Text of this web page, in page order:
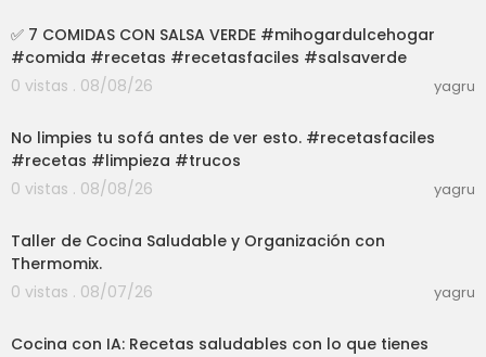
✅️ 7 COMIDAS CON SALSA VERDE #mihogardulcehogar
#comida #recetas #recetasfaciles #salsaverde
0 vistas . 08/08/26
yagru
No limpies tu sofá antes de ver esto. #recetasfaciles
#recetas #limpieza #trucos
0 vistas . 08/08/26
yagru
Taller de Cocina Saludable y Organización con
Thermomix.
0 vistas . 08/07/26
yagru
Cocina con IA: Recetas saludables con lo que tienes